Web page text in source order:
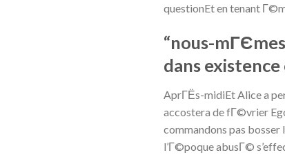
questionEt en tenant
“nous-
dans existence
AprГЁs-midiEt Alice a
accostera de fГ©vrier
commandons pas
l’Г©poque abusГ©